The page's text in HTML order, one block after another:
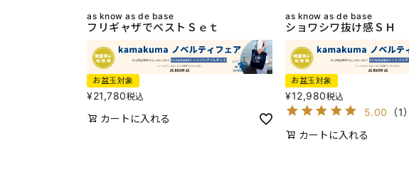
as know as de base
フリギャザでベストＳｅｔ
お盆玉対象
¥21,780税込
カートに入れる
as know as de base
ショワシワ抜け感ＳＨ
お盆玉対象
¥12,980税込
5.00 （1）
カートに入れる